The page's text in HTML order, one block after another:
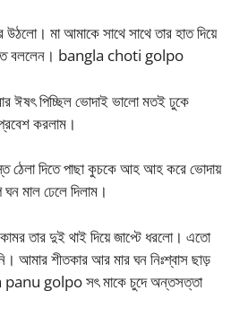
মা আমাকে সাথে সাথে তার হাত দিয়ে
বললেন। bangla choti golpo
ঈষৎ পিচ্ছিল ভোদাই ভালো মতই ঢুকে
করলাম।
ঠেলা দিতে পাছা কুচকে আহ আহ করে ভোদায়
মাল ঢেলে দিলাম।
তার দুই থাই দিয়ে জাপ্টে ধরলো। এতো
আমার শীতকার আর মার ঘন নিঃশ্বাস ছাড়
panu golpo সৎ মাকে চুদে অন্তসত্তা